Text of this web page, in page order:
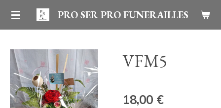
Passer
principal
PRO SER PRO FUNERAILLES
VFM5
18,00 €